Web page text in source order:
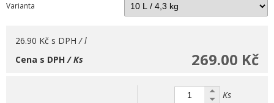
Varianta
26.90 Kč s DPH / l
269.00 Kč
Cena s DPH/ Ks
Ks